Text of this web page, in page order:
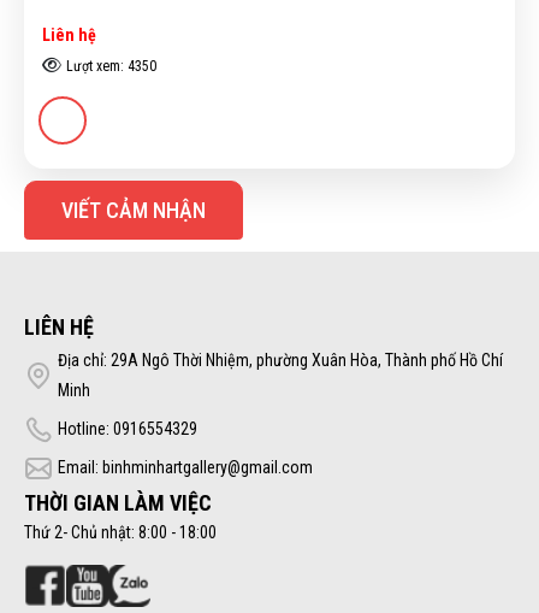
Liên hệ
Lượt xem: 4350
VIẾT CẢM NHẬN
LIÊN HỆ
Địa chỉ: 29A Ngô Thời Nhiệm, phường Xuân Hòa, Thành phố Hồ Chí
Minh
Hotline: 0916554329
Email: binhminhartgallery@gmail.com
THỜI GIAN LÀM VIỆC
Thứ 2- Chủ nhật: 8:00 - 18:00